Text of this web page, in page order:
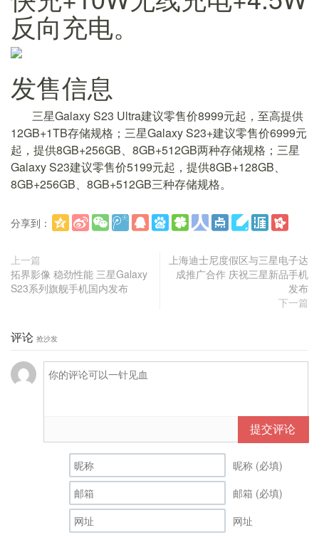
反向充电。
发售信息
三星Galaxy S23 Ultra建议零售价8999元起，至高提供
12GB+1TB存储规格；三星Galaxy S23+建议零售价6999元
起，提供8GB+256GB、8GB+512GB两种存储规格；三星
Galaxy S23建议零售价5199元起，提供8GB+128GB、
8GB+256GB、8GB+512GB三种存储规格。
分享到：
上一篇
拓界影像 稳劲性能 三星Galaxy
S23系列旗舰手机国内发布
上海迪士尼度假区与三星电子达
成推广合作 庆祝三星新品手机
发布
下一篇
评论 抢沙发
提交评论
昵称 (必填)
邮箱 (必填)
网址